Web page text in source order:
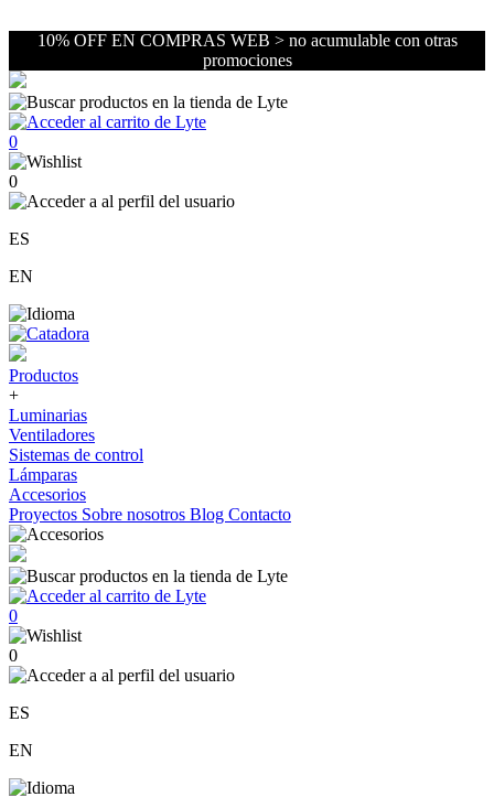
10% OFF EN COMPRAS WEB > no acumulable con otras
promociones
0
0
ES
EN
Productos
+
Luminarias
Ventiladores
Sistemas de control
Lámparas
Accesorios
Proyectos Sobre nosotros Blog Contacto
0
0
ES
EN